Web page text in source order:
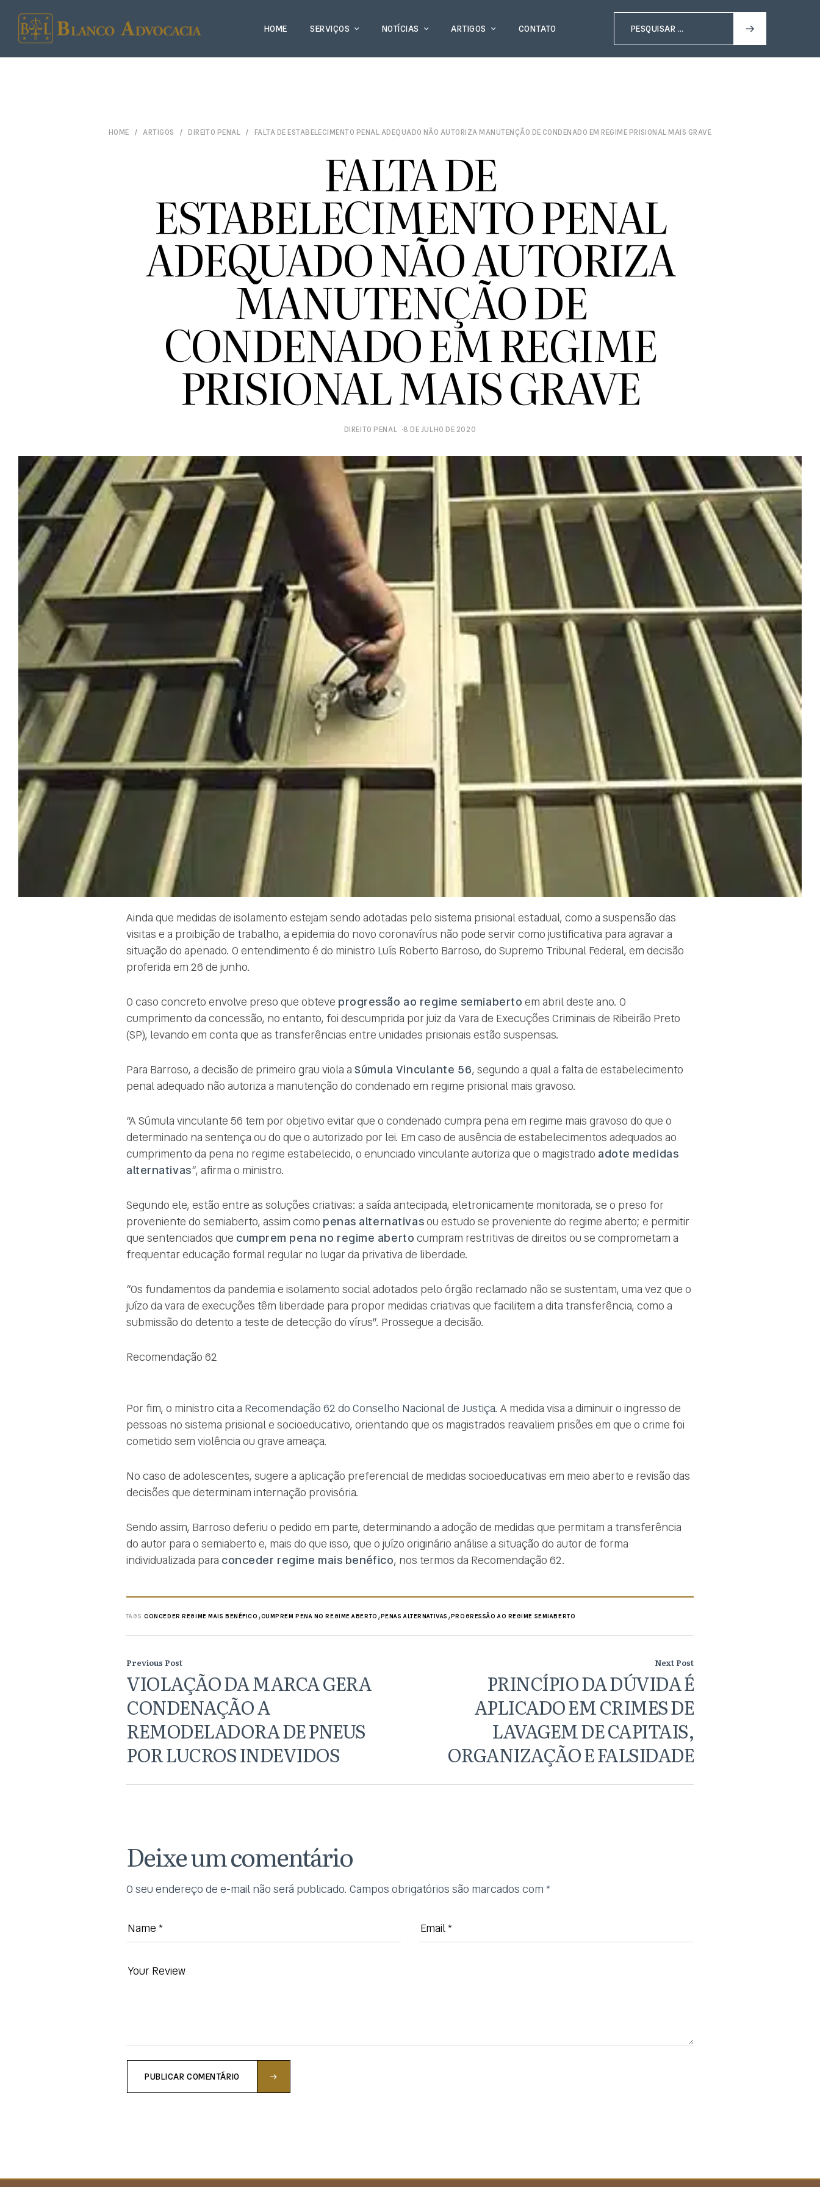
HOME SERVIÇOS NOTÍCIAS ARTIGOS CONTATO
HOME ARTIGOS DIREITO PENAL FALTA DE ESTABELECIMENTO PENAL ADEQUADO NÃO AUTORIZA MANUTENÇÃO DE CONDENADO EM REGIME PRISIONAL MAIS GRAVE
FALTA DE
ESTABELECIMENTO PENAL
ADEQUADO NÃO AUTORIZA
MANUTENÇÃO DE
CONDENADO EM REGIME
PRISIONAL MAIS GRAVE
DIREITO PENAL 8 DE JULHO DE 2020
Ainda que medidas de isolamento estejam sendo adotadas pelo sistema prisional estadual, como a suspensão das
visitas e a proibição de trabalho, a epidemia do novo coronavírus não pode servir como justificativa para agravar a
situação do apenado. O entendimento é do ministro Luís Roberto Barroso, do Supremo Tribunal Federal, em decisão
proferida em 26 de junho.
O caso concreto envolve preso que obteve progressão ao regime semiabertoem abril deste ano. O
cumprimento da concessão, no entanto, foi descumprida por juiz da Vara de Execuções Criminais de Ribeirão Preto
(SP), levando em conta que as transferências entre unidades prisionais estão suspensas.
Para Barroso, a decisão de primeiro grau viola aSúmula Vinculante 56, segundo a qual a falta de estabelecimento
penal adequado não autoriza a manutenção do condenado em regime prisional mais gravoso.
“A Súmula vinculante 56 tem por objetivo evitar que o condenado cumpra pena em regime mais gravoso do que o
determinado na sentença ou do que o autorizado por lei. Em caso de ausência de estabelecimentos adequados ao
cumprimento da pena no regime estabelecido, o enunciado vinculante autoriza que o magistrado adote medidas
alternativas“, afirma o ministro.
Segundo ele, estão entre as soluções criativas: a saída antecipada, eletronicamente monitorada, se o preso for
proveniente do semiaberto, assim como penas alternativasou estudo se proveniente do regime aberto; e permitir
que sentenciados que cumprem pena no regime abertocumpram restritivas de direitos ou se comprometam a
frequentar educação formal regular no lugar da privativa de liberdade.
“Os fundamentos da pandemia e isolamento social adotados pelo órgão reclamado não se sustentam, uma vez que o
juízo da vara de execuções têm liberdade para propor medidas criativas que facilitem a dita transferência, como a
submissão do detento a teste de detecção do vírus”. Prossegue a decisão.
Recomendação 62
Por fim, o ministro cita a Recomendação 62 do Conselho Nacional de Justiça. A medida visa a diminuir o ingresso de
pessoas no sistema prisional e socioeducativo, orientando que os magistrados reavaliem prisões em que o crime foi
cometido sem violência ou grave ameaça.
No caso de adolescentes, sugere a aplicação preferencial de medidas socioeducativas em meio aberto e revisão das
decisões que determinam internação provisória.
Sendo assim, Barroso deferiu o pedido em parte, determinando a adoção de medidas que permitam a transferência
do autor para o semiaberto e, mais do que isso, que o juízo originário análise a situação do autor de forma
individualizada para conceder regime mais benéfico, nos termos da Recomendação 62.
TAGS:CONCEDER REGIME MAIS BENÉFICO ,CUMPREM PENA NO REGIME ABERTO ,PENAS ALTERNATIVAS ,PROGRESSÃO AO REGIME SEMIABERTO
Previous Post
VIOLAÇÃO DA MARCA GERA
CONDENAÇÃO A
REMODELADORA DE PNEUS
POR LUCROS INDEVIDOS
Next Post
PRINCÍPIO DA DÚVIDA É
APLICADO EM CRIMES DE
LAVAGEM DE CAPITAIS,
ORGANIZAÇÃO E FALSIDADE
Deixe um comentário
O seu endereço de e-mail não será publicado. Campos obrigatórios são marcados com *
PUBLICAR COMENTÁRIO